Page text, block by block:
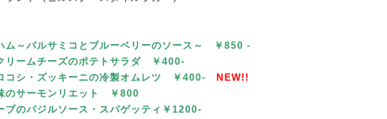
ム～バルサミコとブルーベリーのソース～ ￥850 -
リームチーズのポテトサラダ ￥400-
コシ・ズッキーニの冷製オムレツ ￥400-
NEW!!
のサーモンリエット ￥800
ブのバジルソース・スパゲッティ￥1200-